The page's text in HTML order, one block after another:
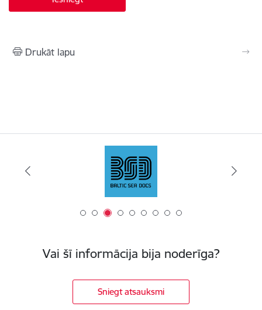
Drukāt lapu
Vai šī informācija bija noderīga?
Sniegt atsauksmi